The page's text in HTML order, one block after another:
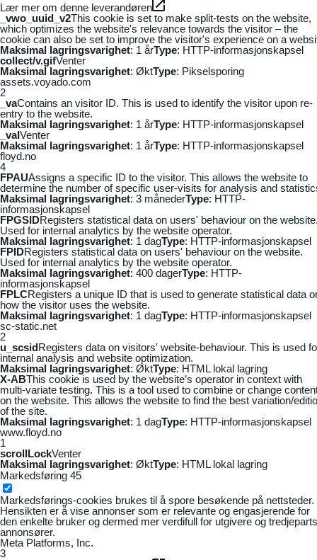
Lær mer om denne leverandøren
_vwo_uuid_v2This cookie is set to make split-tests on the website,
which optimizes the website's relevance towards the visitor – the
cookie can also be set to improve the visitor's experience on a
Maksimal lagringsvarighet: 1 årType: HTTP-informasjonskapsel
collect/v.gifVenter
Maksimal lagringsvarighet: ØktType: Pikselsporing
assets.voyado.com
2
_vaContains an visitor ID. This is used to identify the visitor upon re-
entry to the website.
Maksimal lagringsvarighet: 1 årType: HTTP-informasjonskapsel
_vaIVenter
Maksimal lagringsvarighet: 1 årType: HTTP-informasjonskapsel
floyd.no
4
FPAUAssigns a specific ID to the visitor. This allows the website to
determine the number of specific user-visits for analysis and
Maksimal lagringsvarighet: 3 månederType: HTTP-
informasjonskapsel
FPGSIDRegisters statistical data on users' behaviour on the
Used for internal analytics by the website operator.
Maksimal lagringsvarighet: 1 dagType: HTTP-informasjonskapsel
FPIDRegisters statistical data on users' behaviour on the website.
Used for internal analytics by the website operator.
Maksimal lagringsvarighet: 400 dagerType: HTTP-
informasjonskapsel
FPLCRegisters a unique ID that is used to generate statistical data
how the visitor uses the website.
Maksimal lagringsvarighet: 1 dagType: HTTP-informasjonskapsel
sc-static.net
2
u_scsidRegisters data on visitors' website-behaviour. This is used
internal analysis and website optimization.
Maksimal lagringsvarighet: ØktType: HTML lokal lagring
X-ABThis cookie is used by the website’s operator in context with
multi-variate testing. This is a tool used to combine or change
on the website. This allows the website to find the best variation/
of the site.
Maksimal lagringsvarighet: 1 dagType: HTTP-informasjonskapsel
www.floyd.no
1
scrollLockVenter
Maksimal lagringsvarighet: ØktType: HTML lokal lagring
Markedsføring 45
Markedsførings-cookies brukes til å spore besøkende på nettsteder.
Hensikten er å vise annonser som er relevante og engasjerende for
den enkelte bruker og dermed mer verdifull for utgivere og tredjeparts
annonsører.
Meta Platforms, Inc.
3